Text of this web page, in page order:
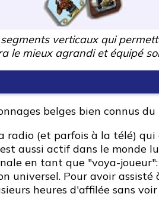
verticaux qui
le mieux agrandi et équipé
belges bien connus du
radio (et parfois à la télé)
aussi actif dans le monde
en tant que "voya-
Pour avoir assisté
heures d'affilée sans voir